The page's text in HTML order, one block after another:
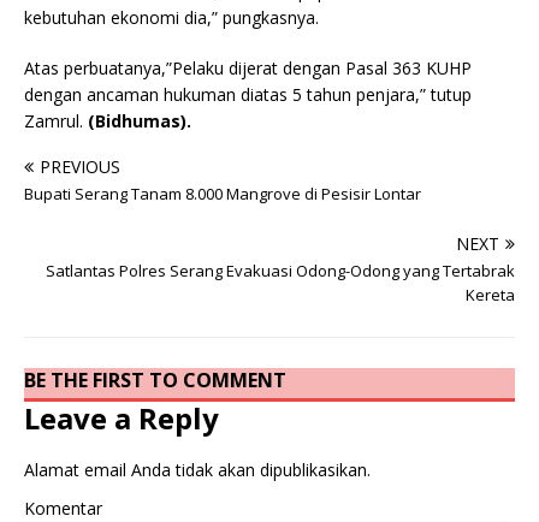
kebutuhan ekonomi dia,” pungkasnya.
Atas perbuatanya,”Pelaku dijerat dengan Pasal 363 KUHP
dengan ancaman hukuman diatas 5 tahun penjara,” tutup
Zamrul. (Bidhumas).
PREVIOUS
Bupati Serang Tanam 8.000 Mangrove di Pesisir Lontar
NEXT
Satlantas Polres Serang Evakuasi Odong-Odong yang Tertabrak
Kereta
BE THE FIRST TO COMMENT
Leave a Reply
Alamat email Anda tidak akan dipublikasikan.
Komentar